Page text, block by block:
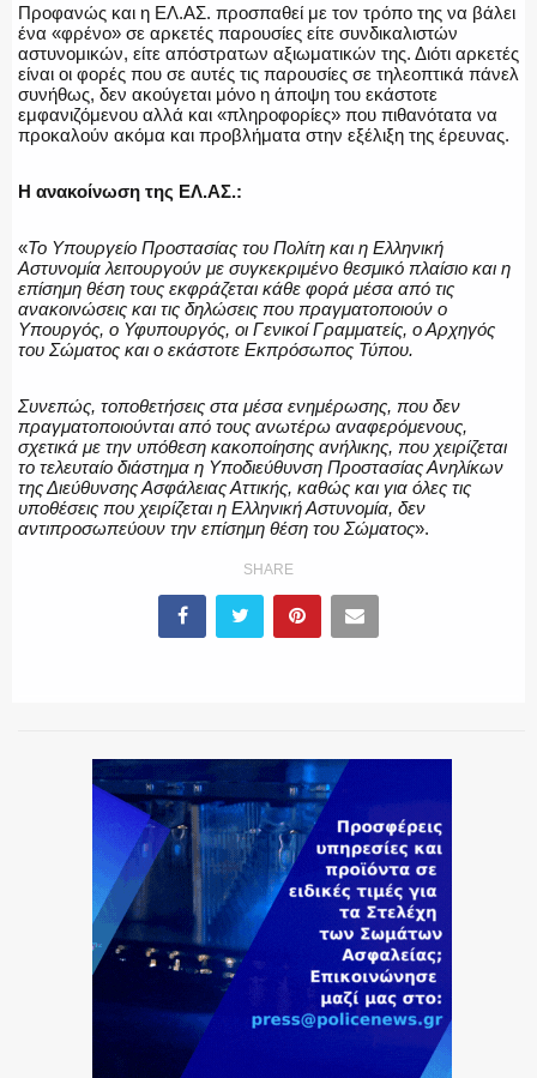
ΕΚΑΒ
ΑΣΤΥΝΟΜΙΚΟ ΡΕΠΟΡΤΑΖ
Η ΦΩΝΗ ΣΟΥ
ΟΠΛΑ/ΕΞΟΠΛΙΣΜΟΣ
Προφανώς και η ΕΛ.ΑΣ. προσπαθεί με τον τρόπο της να βάλει
ένα «φρένο» σε αρκετές παρουσίες είτε συνδικαλιστών
αστυνομικών, είτε απόστρατων αξιωματικών της. Διότι αρκετές
είναι οι φορές που σε αυτές τις παρουσίες σε τηλεοπτικά πάνελ
συνήθως, δεν ακούγεται μόνο η άποψη του εκάστοτε
εμφανιζόμενου αλλά και «πληροφορίες» που πιθανότατα να
προκαλούν ακόμα και προβλήματα στην εξέλιξη της έρευνας.
Η ανακοίνωση της ΕΛ.ΑΣ.:
«Το Υπουργείο Προστασίας του Πολίτη και η Ελληνική
Αστυνομία λειτουργούν με συγκεκριμένο θεσμικό πλαίσιο και η
επίσημη θέση τους εκφράζεται κάθε φορά μέσα από τις
ανακοινώσεις και τις δηλώσεις που πραγματοποιούν ο
Υπουργός, ο Υφυπουργός, οι Γενικοί Γραμματείς, ο Αρχηγός
του Σώματος και ο εκάστοτε Εκπρόσωπος Τύπου.
Συνεπώς, τοποθετήσεις στα μέσα ενημέρωσης, που δεν
πραγματοποιούνται από τους ανωτέρω αναφερόμενους,
σχετικά με την υπόθεση κακοποίησης ανήλικης, που χειρίζεται
το τελευταίο διάστημα η Υποδιεύθυνση Προστασίας Ανηλίκων
της Διεύθυνσης Ασφάλειας Αττικής, καθώς και για όλες τις
υποθέσεις που χειρίζεται η Ελληνική Αστυνομία, δεν
αντιπροσωπεύουν την επίσημη θέση του Σώματος».
SHARE